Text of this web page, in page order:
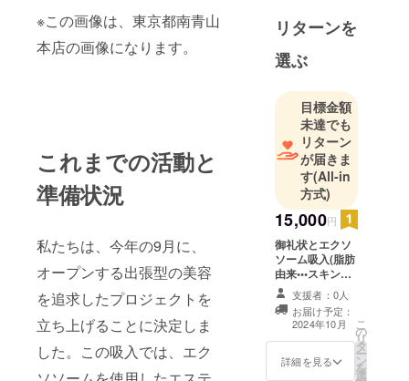
※この画像は、東京都南青山
本店の画像になります。
これまでの活動と
準備状況
私たちは、今年の9月に、
オープンする出張型の美容
を追求したプロジェクトを
立ち上げることに決定しま
した。この吸入では、エク
リターンを
選ぶ
目標金額
未達でも
リターン
が届きま
す(All-in
方式)
15,000円
御礼状とエクソ
ソーム吸入(脂肪
由来•••スキンケ
アや美容目的で
手軽に始められ
るエクソソー
ム)1ヶ月で1回の
体験コース(有効
期限6ヶ月) (鹿児
支援者：0人
お届け予定：
2024年10月
詳細を見る
こ
の
リ
タ
ー
ン
を
選